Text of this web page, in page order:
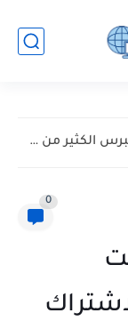
في موقع علي اكسبرس الكثير من الخبايا
0